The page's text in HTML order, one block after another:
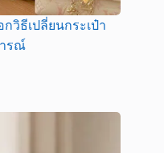
วิธีเปลี่ยนกระเป๋า
ารณ์